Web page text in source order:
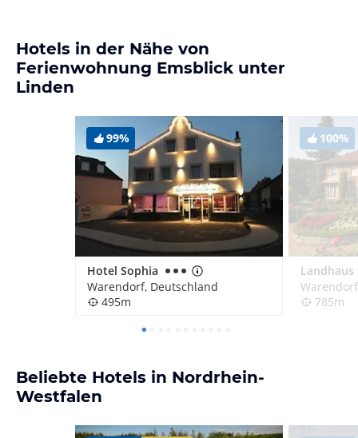
Hotels in der Nähe von
Ferienwohnung Emsblick unter
Linden
99%
Hotel Sophia
Warendorf, Deutschland
495m
100%
785m
Beliebte Hotels in Nordrhein-
Westfalen